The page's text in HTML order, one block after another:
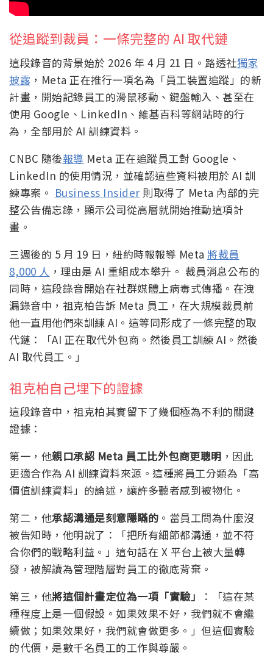
從追蹤到裁員：一條完整的 AI 取代鏈
這段錄音的背景始於 2026 年 4 月 21 日。路透社獨家
披露 ，Meta 正在推行一項名為「員工裝置追蹤」的新
計畫，開始記錄員工的滑鼠移動、鍵盤輸入、甚至在
使用 Google、LinkedIn、維基百科等網站時的行
為，全部用於 AI 訓練資料。
CNBC 隨後報導 Meta 正在追蹤員工對 Google、
LinkedIn 的使用情況，並確認這些資料被用於 AI 訓
練專案。 Business Insider 則取得了 Meta 內部的完
整公告備忘錄，顯示公司從高層就開始推動這項計
畫。
三週後的 5 月 19 日，紐約時報報導 Meta 將裁員
8,000 人 ，理由是 AI 重組成本攀升。 裁員消息公布的
同時，這段錄音開始在社群媒體上病毒式傳播。在洩
漏錄音中，祖克柏告訴 Meta 員工，在大規模裁員前
他一直用他們來訓練 AI。這等同形成了一條完整的取
代鏈：「AI 正在取代外包商。然後員工訓練 AI。然後
AI 取代員工。」
祖克柏自己埋下的證據
這段錄音中，祖克柏其實留下了幾個極為不利的關鍵
證據：
第一，他親口承認 Meta 員工比外包商更聰明 ，因此
更適合作為 AI 訓練資料來源。這種將員工分類為「高
價值訓練資料」的論述，讓許多聽者感到被物化。
第二，他承認溝通是刻意隱瞞的 。當員工問為什麼沒
被告知時，他明說了：「把所有細節都溝通，並不符
合你們的戰略利益。」這句話在 X 平台上被大量轉
發，被解讀為管理階層對員工的徹底背棄。
第三，他將這個計畫定位為一項「實驗」
：「這在某
種程度上是一個假設。如果效果不好，我們就不會繼
續做；如果效果好，我們就會做更多。」但這個實驗
的代價，是數千名員工的工作與尊嚴。